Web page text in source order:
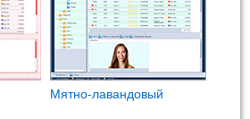
Мятно-лавандовый